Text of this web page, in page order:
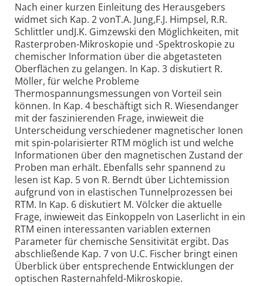
Nach einer kurzen Einleitung des Herausgebers
widmet sich Kap. 2 vonT.A. Jung,F.J. Himpsel, R.R.
Schlittler undJ.K. Gimzewski den Möglichkeiten, mit
Rasterproben-Mikroskopie und -Spektroskopie zu
chemischer Information über die abgetasteten
Oberflächen zu gelangen. In Kap. 3 diskutiert R.
Möller, für welche Probleme
Thermospannungsmessungen von Vorteil sein
können. In Kap. 4 beschäftigt sich R. Wiesendanger
mit der faszinierenden Frage, inwieweit die
Unterscheidung verschiedener magnetischer Ionen
mit spin-polarisierter RTM möglich ist und welche
Informationen über den magnetischen Zustand der
Proben man erhält. Ebenfalls sehr spannend zu
lesen ist Kap. 5 von R. Berndt über Lichtemission
aufgrund von in elastischen Tunnelprozessen bei
RTM. In Kap. 6 diskutiert M. Völcker die aktuelle
Frage, inwieweit das Einkoppeln von Laserlicht in ein
RTM einen interessanten variablen externen
Parameter für chemische Sensitivität ergibt. Das
abschließende Kap. 7 von U.C. Fischer bringt einen
Überblick über entsprechende Entwicklungen der
optischen Rasternahfeld-Mikroskopie.